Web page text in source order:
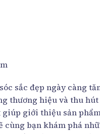
sắc đẹp ngày càng
thương hiệu và thu
giới thiệu sản
cùng bạn khám phá